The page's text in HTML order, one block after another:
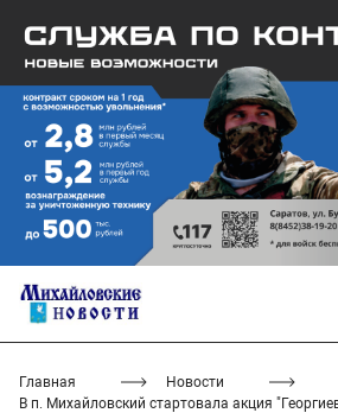
Главная
Новости
В п. Михайловский стартовала акция